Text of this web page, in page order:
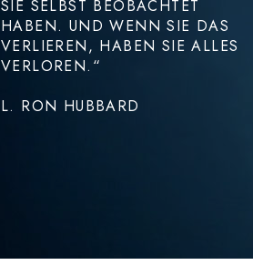
SIE SELBST BEOBACHTET
HABEN. UND WENN SIE DAS
VERLIEREN, HABEN SIE ALLES
VERLOREN.“
L. RON HUBBARD